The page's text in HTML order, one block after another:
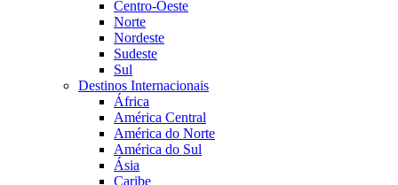
Centro-Oeste
Norte
Nordeste
Sudeste
Sul
Destinos Internacionais
África
América Central
América do Norte
América do Sul
Ásia
Caribe